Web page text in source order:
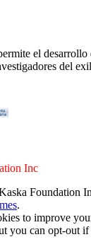
el
del
Inc
Foundation
.
to improve
you can opt-out